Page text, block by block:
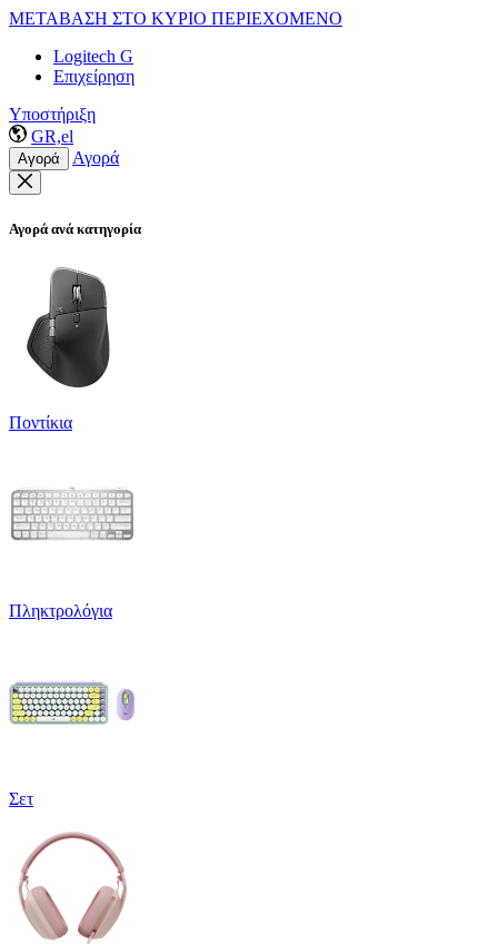
ΜΕΤΑΒΑΣΗ ΣΤΟ ΚΥΡΙΟ ΠΕΡΙΕΧΟΜΕΝΟ
Logitech G
Επιχείρηση
Υποστήριξη
GR,el
Αγορά Αγορά
Αγορά ανά κατηγορία
Ποντίκια
Πληκτρολόγια
Σετ